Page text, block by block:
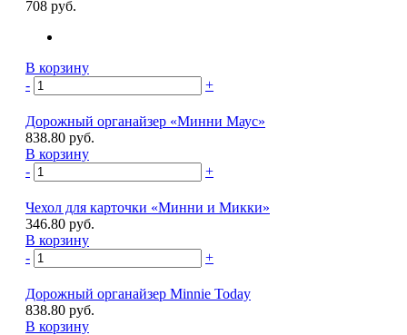
708 руб.
В корзину
-
+
Дорожный органайзер «Минни Маус»
838.80 руб.
В корзину
-
+
Чехол для карточки «Минни и Микки»
346.80 руб.
В корзину
-
+
Дорожный органайзер Minnie Today
838.80 руб.
В корзину